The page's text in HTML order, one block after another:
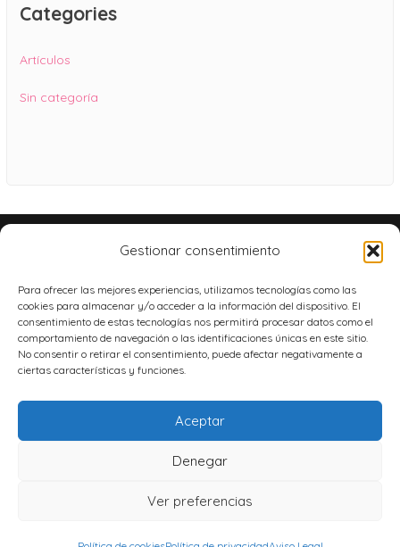
Gestionar consentimiento
Para ofrecer las mejores experiencias, utilizamos tecnologías como las
cookies para almacenar y/o acceder a la información del dispositivo. El
consentimiento de estas tecnologías nos permitirá procesar datos como el
comportamiento de navegación o las identificaciones únicas en este sitio.
No consentir o retirar el consentimiento, puede afectar negativamente a
ciertas características y funciones.
Aceptar
Denegar
Ver preferencias
Categories
Artículos
Sin categoría
AVISO LEGAL
POLÍTICA DE PRIVACIDAD
CONDICIONES GENERALES DE CONTRATACIÓN
FORMULARIOS DE RECLAMACIONES Y DESISTIMIENTO